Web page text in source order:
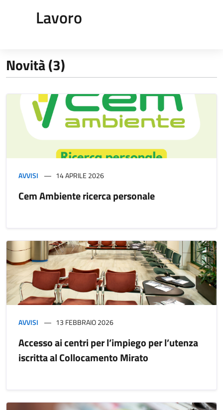
Lavoro
Novità (3)
AVVISI 14 APRILE 2026
Cem Ambiente ricerca personale
AVVISI 13 FEBBRAIO 2026
Accesso ai centri per l’impiego per l’utenza
iscritta al Collocamento Mirato